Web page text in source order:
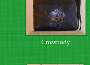
Crossbody